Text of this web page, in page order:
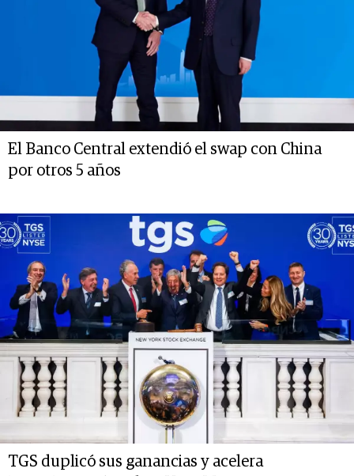
El Banco Central extendió el swap con China
por otros 5 años
TGS duplicó sus ganancias y acelera